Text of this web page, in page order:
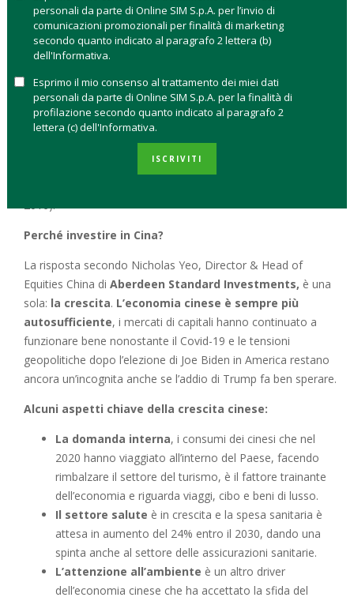
Secondo l’analisi di Morgan Stanley Research, i
consumatori cinesi saranno il motore chiave della crescita del
PIL del Paese nel 2021, grazie alla disponibilità del vaccino
risparmi accumulati dalle famiglie. La trasformazione
dell’economia cinese, da Paese basato sulle importazioni a
Paese basato sui consumi privati voluta dal presidente Xi
Jinping, è in corso da qualche anno e gli effetti saranno
evidenti entro il 2030, quando i consumi cinesi arriveranno a
2016).
Perché investire in Cina?
La risposta secondo Nicholas Yeo, Director & Head of
Equities China di Aberdeen Standard Investments, è una
sola: la crescita. L’economia cinese è sempre più
autosufficiente, i mercati di capitali hanno continuato a
funzionare bene nonostante il Covid-19 e le tensioni
geopolitiche dopo l’elezione di Joe Biden in America restano
ancora un’incognita anche se l’addio di Trump fa ben sperare.
Alcuni aspetti chiave della crescita cinese:
La domanda interna, i consumi dei cinesi che nel
2020 hanno viaggiato all’interno del Paese, facendo
rimbalzare il settore del turismo, è il fattore trainante
dell’economia e riguarda viaggi, cibo e beni di lusso.
Il settore salute è in crescita e la spesa sanitaria è
attesa in aumento del 24% entro il 2030, dando una
spinta anche al settore delle assicurazioni sanitarie.
L’attenzione all’ambiente è un altro driver
dell’economia cinese che ha accettato la sfida del
personali da parte di Online SIM S.p.A. per l’invio di
comunicazioni promozionali per finalità di marketing
secondo quanto indicato al paragrafo 2 lettera (b)
dell'Informativa.
Esprimo il mio consenso al trattamento dei miei dati
personali da parte di Online SIM S.p.A. per la finalità di
profilazione secondo quanto indicato al paragrafo 2
lettera (c) dell'Informativa.
ISCRIVITI